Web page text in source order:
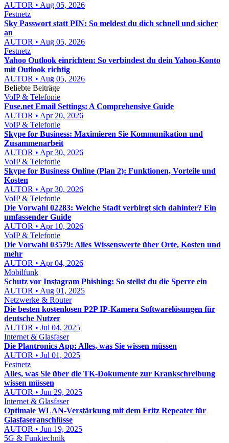
AUTOR • Aug 05, 2026
Festnetz
Sky Passwort statt PIN: So meldest du dich schnell und sicher
an
AUTOR • Aug 05, 2026
Festnetz
Yahoo Outlook einrichten: So verbindest du dein Yahoo-Konto
mit Outlook richtig
AUTOR • Aug 05, 2026
Beliebte Beiträge
VoIP & Telefonie
Fuse.net Email Settings: A Comprehensive Guide
AUTOR • Apr 20, 2026
VoIP & Telefonie
Skype for Business: Maximieren Sie Kommunikation und
Zusammenarbeit
AUTOR • Apr 30, 2026
VoIP & Telefonie
Skype for Business Online (Plan 2): Funktionen, Vorteile und
Kosten
AUTOR • Apr 30, 2026
VoIP & Telefonie
Die Vorwahl 02283: Welche Stadt verbirgt sich dahinter? Ein
umfassender Guide
AUTOR • Apr 10, 2026
VoIP & Telefonie
Die Vorwahl 03579: Alles Wissenswerte über Orte, Kosten und
mehr
AUTOR • Apr 04, 2026
Mobilfunk
Schutz vor Instagram Phishing: So stellst du die Sperre ein
AUTOR • Aug 01, 2025
Netzwerke & Router
Die besten kostenlosen P2P IP-Kamera Softwarelösungen für
deutsche Nutzer
AUTOR • Jul 04, 2025
Internet & Glasfaser
Die Plantronics App: Alles, was Sie wissen müssen
AUTOR • Jul 01, 2025
Festnetz
Alles, was Sie über die TK-Dokumente zur Krankschreibung
wissen müssen
AUTOR • Jun 29, 2025
Internet & Glasfaser
Optimale WLAN-Verstärkung mit dem Fritz Repeater für
Glasfaseranschlüsse
AUTOR • Jun 19, 2025
5G & Funktechnik